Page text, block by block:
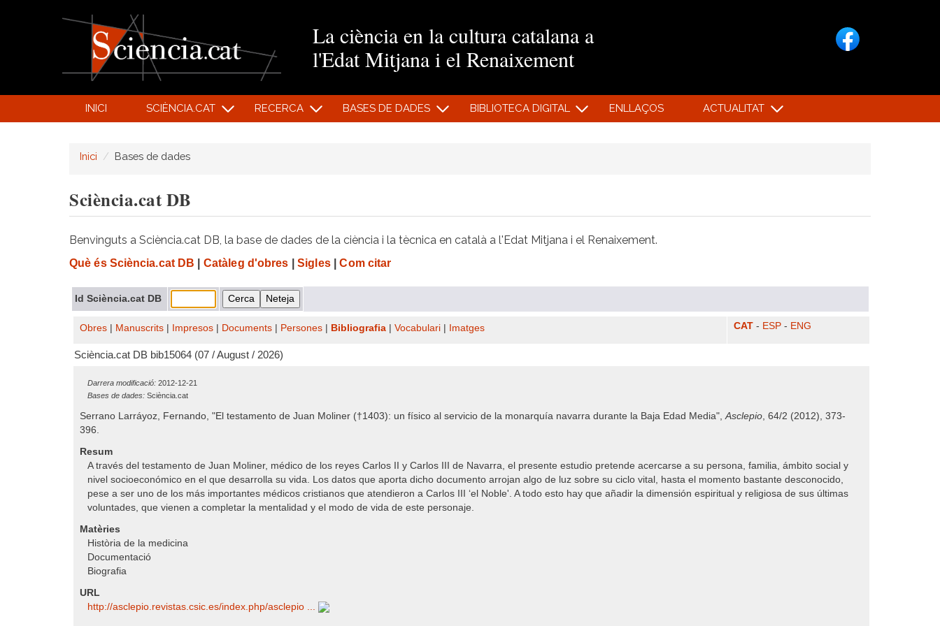
La ciència en la cultura catalana a
l'Edat Mitjana i el Renaixement
INICI SCIÈNCIA.CAT RECERCA BASES DE DADES BIBLIOTECA DIGITAL ENLLAÇOS ACTUALITAT
Inici Bases de dades
Sciència.cat DB
Benvinguts a Sciència.cat DB, la base de dades de la ciència i la tècnica en català a l'Edat Mitjana i el Renaixement.
Què és Sciència.cat DB Catàleg d'obres Sigles| Com citar
Id Sciència.cat DB
Obres Manuscrits Impresos Documents Persones Bibliografia Vocabulari Imatges CAT - ESP - ENG
Sciència.cat DB bib15064 (07 / August / 2026)
Darrera modificació: 2012-12-21
Bases de dades: Sciència.cat
Serrano Larráyoz, Fernando, "El testamento de Juan Moliner (†1403): un físico al servicio de la monarquía navarra durante la Baja Edad Media",Asclepio, 64/2 (2012), 373-
396.
Resum
A través del testamento de Juan Moliner, médico de los reyes Carlos II y Carlos III de Navarra, el presente estudio pretende acercarse a su persona, familia, ámbito social y
nivel socioeconómico en el que desarrolla su vida. Los datos que aporta dicho documento arrojan algo de luz sobre su ciclo vital, hasta el momento bastante desconocido,
pese a ser uno de los más importantes médicos cristianos que atendieron a Carlos III ‘el Noble'. A todo esto hay que añadir la dimensión espiritual y religiosa de sus últimas
voluntades, que vienen a completar la mentalidad y el modo de vida de este personaje.
Matèries
Història de la medicina
Documentació
Biografia
URL
http:/​/​asclepio.revistas.csic.es/​index.php/​asclepio ...